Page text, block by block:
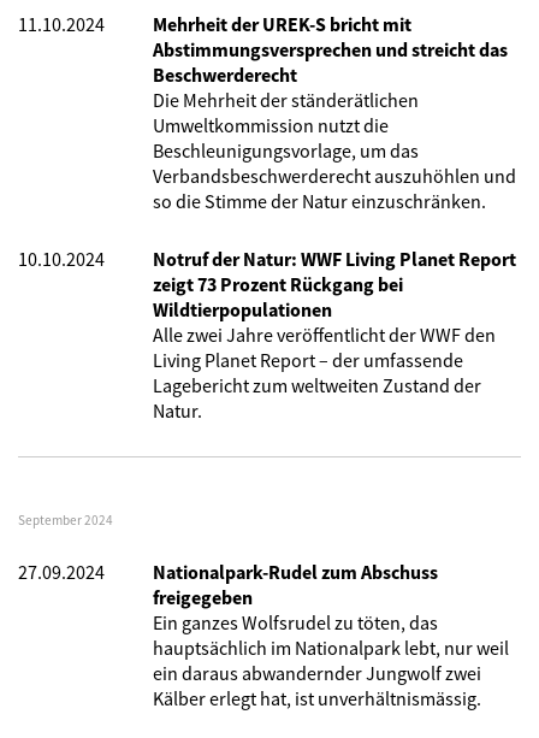
11.10.2024
Mehrheit der UREK-S bricht mit
Abstimmungsversprechen und streicht das
Beschwerderecht
Die Mehrheit der ständerätlichen
Umweltkommission nutzt die
Beschleunigungsvorlage, um das
Verbandsbeschwerderecht auszuhöhlen und
so die Stimme der Natur einzuschränken.
10.10.2024
Notruf der Natur: WWF Living Planet Report
zeigt 73 Prozent Rückgang bei
Wildtierpopulationen
Alle zwei Jahre veröffentlicht der WWF den
Living Planet Report – der umfassende
Lagebericht zum weltweiten Zustand der
Natur.
September 2024
27.09.2024
Nationalpark-Rudel zum Abschuss
freigegeben
Ein ganzes Wolfsrudel zu töten, das
hauptsächlich im Nationalpark lebt, nur weil
ein daraus abwandernder Jungwolf zwei
Kälber erlegt hat, ist unverhältnismässig.